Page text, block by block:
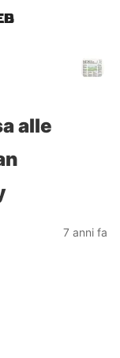
alle
7 anni fa